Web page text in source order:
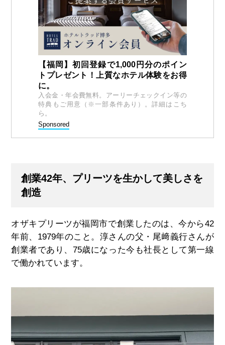
【福岡】初回登録で1,000円分のポイン
トプレゼント！上質なホテル体験をお得
に。
入会金・年会費無料。アーリーチェックイン等の
特典もご用意（※一部条件あり）。詳細はこち
ら。
Sponsored
創業42年、プリーツを生かして美しさを
創造
オザキプリーツが福岡市で創業したのは、今から42
年前、1979年のこと。淳さんの父・尾﨑義行さんが
創業者であり、75歳になった今も社長として第一線
で働かれています。